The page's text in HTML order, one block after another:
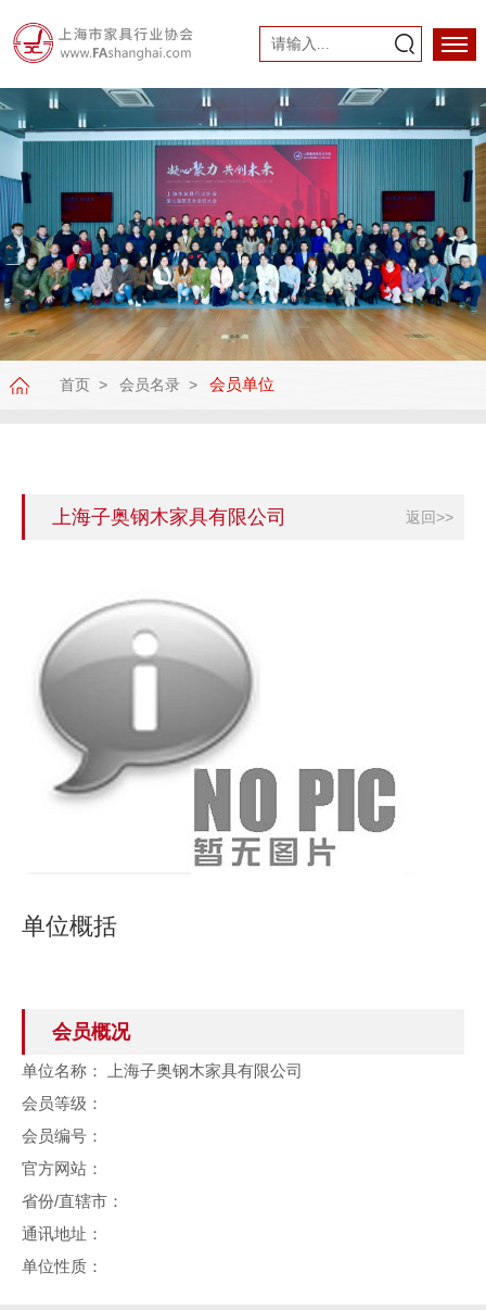
首页 会员名录 会员单位
上海子奥钢木家具有限公司 返回>>
单位概括
会员概况
单位名称：
上海子奥钢木家具有限公司
会员等级：
会员编号：
官方网站：
省份/直辖市：
通讯地址：
单位性质：